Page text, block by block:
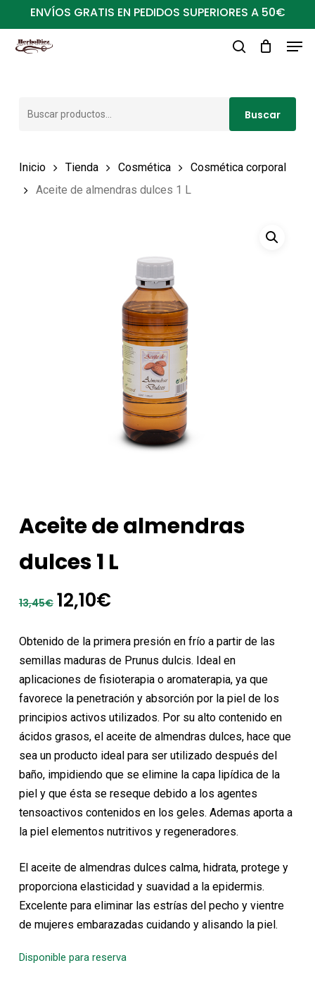
al
contenido
ENVÍOS GRATIS EN PEDIDOS SUPERIORES A 50€
Buscar
Inicio Tienda Cosmética
Cosmética corporal
Aceite de almendras dulces 1 L
Aceite de almendras
dulces 1 L
13,45€ El
original
era:
13,45€.
12,10€El
actual
es:
12,10€.
Obtenido de la primera presión en frío a partir de las
semillas maduras de Prunus dulcis. Ideal en
aplicaciones de fisioterapia o aromaterapia, ya que
favorece la penetración y absorción por la piel de los
principios activos utilizados. Por su alto contenido en
ácidos grasos, el aceite de almendras dulces, hace que
sea un producto ideal para ser utilizado después del
baño, impidiendo que se elimine la capa lipídica de la
piel y que ésta se reseque debido a los agentes
tensoactivos contenidos en los geles. Ademas aporta a
la piel elementos nutritivos y regeneradores.
El aceite de almendras dulces calma, hidrata, protege y
proporciona elasticidad y suavidad a la epidermis.
Excelente para eliminar las estrías del pecho y vientre
de mujeres embarazadas cuidando y alisando la piel.
Disponible para reserva
Close